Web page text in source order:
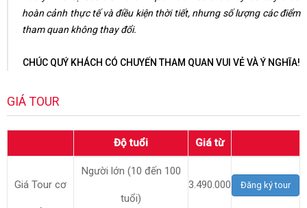
hoàn cảnh thực tế và điều kiện thời tiết, nhưng số lượng các điểm
tham quan không thay đổi.
CHÚC QUÝ KHÁCH CÓ CHUYẾN THAM QUAN VUI VẺ VÀ Ý NGHĨA!
GIÁ TOUR
Độ tuổi Giá từ
Giá Tour cơ
Người lớn (10 đến 100
tuổi)
3.490.000 Đăng ký tour